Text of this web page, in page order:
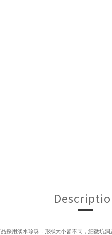
採用淡水珍珠，形狀大小皆不同，細微坑